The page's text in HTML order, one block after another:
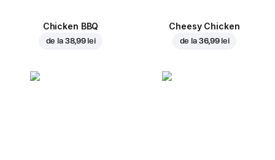
Chicken BBQ
de la 38,99 lei
Cheesy Chicken
de la 36,99 lei